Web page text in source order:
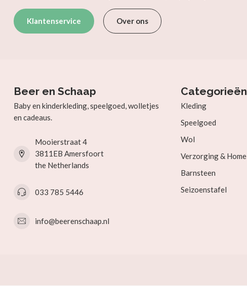
Klantenservice Over ons
Beer en Schaap
Baby en kinderkleding, speelgoed, wolletjes
en cadeaus.
Mooierstraat 4
3811EB Amersfoort
the Netherlands
033 785 5446
info@beerenschaap.nl
Categorieën
Kleding
Speelgoed
Wol
Verzorging & Home
Barnsteen
Seizoenstafel